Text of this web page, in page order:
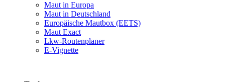
Maut in Europa
Maut in Deutschland
Europäische Mautbox (EETS)
Maut Exact
Lkw-Routenplaner
E-Vignette